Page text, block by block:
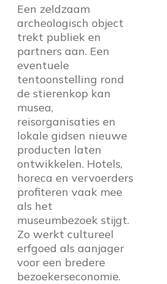
Een zeldzaam
archeologisch object
trekt publiek en
partners aan. Een
eventuele
tentoonstelling rond
de stierenkop kan
musea,
reisorganisaties en
lokale gidsen nieuwe
producten laten
ontwikkelen. Hotels,
horeca en vervoerders
profiteren vaak mee
als het
museumbezoek stijgt.
Zo werkt cultureel
erfgoed als aanjager
voor een bredere
bezoekerseconomie.